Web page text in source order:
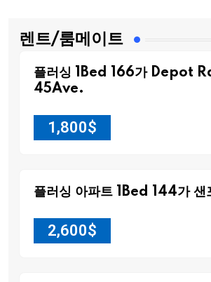
렌트/룸메이트
플러싱 1Bed 166가 Depot
45Ave.
1,800$
플러싱 아파트 1Bed 144가 샌
2,600$